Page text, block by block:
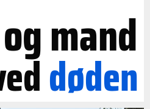
mand
døden